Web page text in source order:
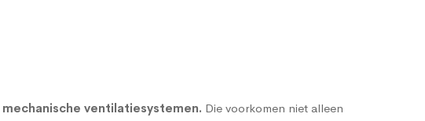
mechanische ventilatiesystemen. Die voorkomen niet alleen